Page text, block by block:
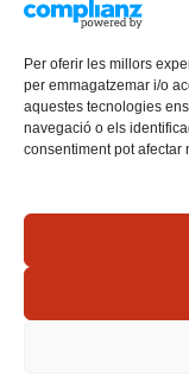
Per oferir les millors
per emmagatzemar i/o
aquestes tecnologies
navegació o els
consentiment pot afectar